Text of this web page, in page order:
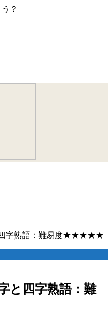
？
四字熟語：難易度★★★★★
と四字熟語：難